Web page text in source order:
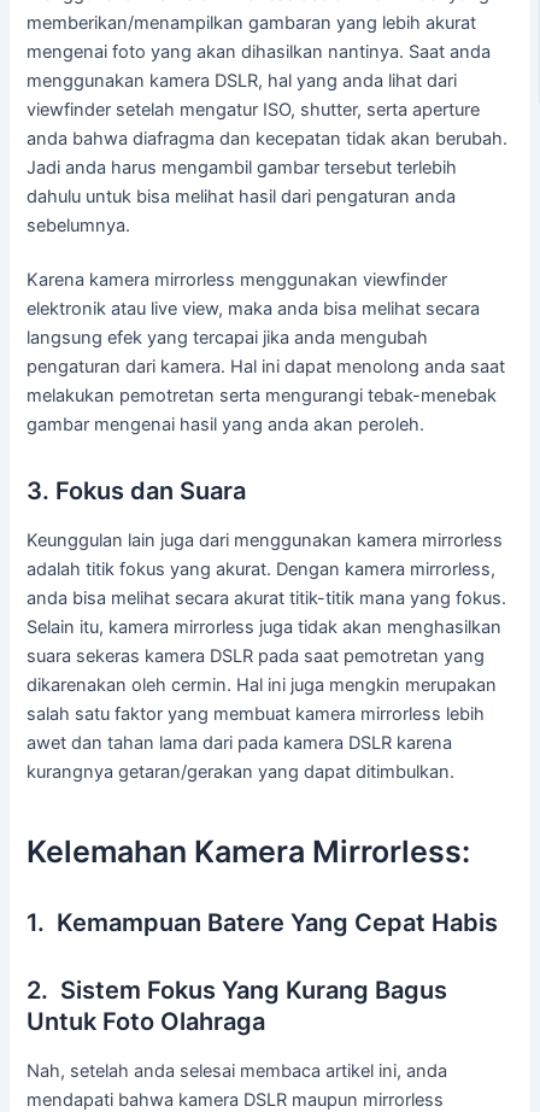
memberikan/menampilkan gambaran yang lebih akurat
mengenai foto yang akan dihasilkan nantinya. Saat anda
menggunakan kamera DSLR, hal yang anda lihat dari
viewfinder setelah mengatur ISO, shutter, serta aperture
anda bahwa diafragma dan kecepatan tidak akan berubah.
Jadi anda harus mengambil gambar tersebut terlebih
dahulu untuk bisa melihat hasil dari pengaturan anda
sebelumnya.
Karena kamera mirrorless menggunakan viewfinder
elektronik atau live view, maka anda bisa melihat secara
langsung efek yang tercapai jika anda mengubah
pengaturan dari kamera. Hal ini dapat menolong anda saat
melakukan pemotretan serta mengurangi tebak-menebak
gambar mengenai hasil yang anda akan peroleh.
3. Fokus dan Suara
Keunggulan lain juga dari menggunakan kamera mirrorless
adalah titik fokus yang akurat. Dengan kamera mirrorless,
anda bisa melihat secara akurat titik-titik mana yang fokus.
Selain itu, kamera mirrorless juga tidak akan menghasilkan
suara sekeras kamera DSLR pada saat pemotretan yang
dikarenakan oleh cermin. Hal ini juga mengkin merupakan
salah satu faktor yang membuat kamera mirrorless lebih
awet dan tahan lama dari pada kamera DSLR karena
kurangnya getaran/gerakan yang dapat ditimbulkan.
Kelemahan Kamera Mirrorless:
1. Kemampuan Batere Yang Cepat Habis
2. Sistem Fokus Yang Kurang Bagus
Untuk Foto Olahraga
Nah, setelah anda selesai membaca artikel ini, anda
mendapati bahwa kamera DSLR maupun mirrorless